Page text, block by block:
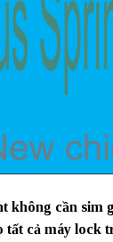
không cần sim
cả máy lock